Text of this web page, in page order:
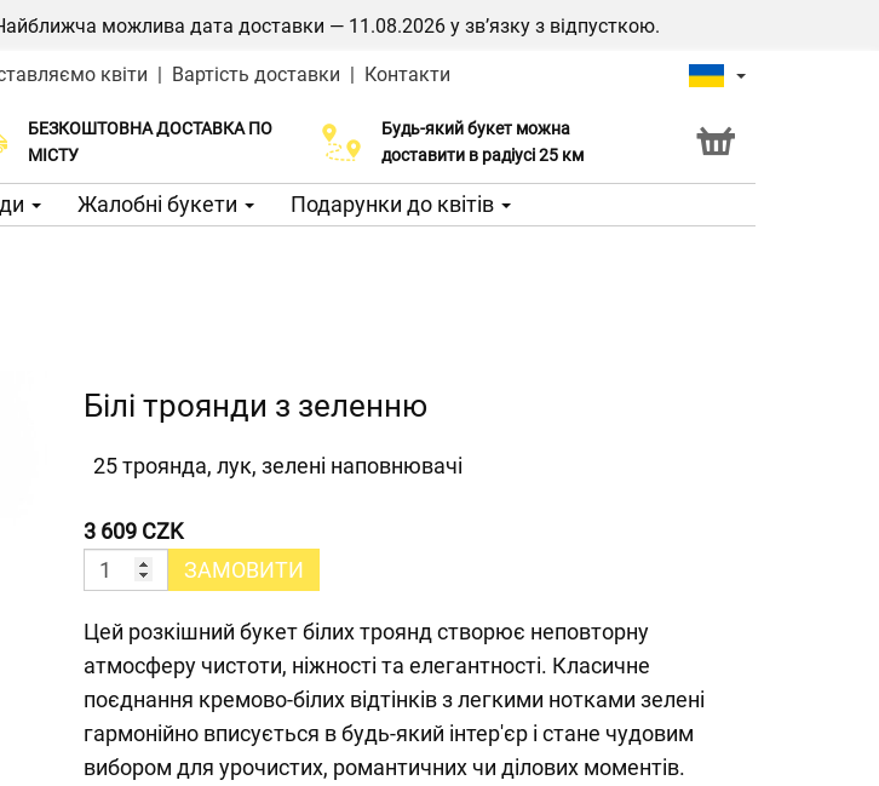
можлива дата доставки — 11.08.2026 у зв’язку з відпусткою.
квіти | Вартість доставки | Контакти
БЕЗКОШТОВНА ДОСТАВКА ПО
МІСТУ
Виберіть дату доставки
Будь-який букет можна
доставити в радіусі 25 км
Послуга Click & Collect
Жалобні букети Подарунки до квітів
Білі троянди з зеленню
25 троянда, лук, зелені наповнювачі
3 609 CZK
ЗАМОВИТИ
Цей розкішний букет білих троянд створює неповторну
атмосферу чистоти, ніжності та елегантності. Класичне
поєднання кремово-білих відтінків з легкими нотками зелені
гармонійно вписується в будь-який інтер'єр і стане чудовим
вибором для урочистих, романтичних чи ділових моментів.